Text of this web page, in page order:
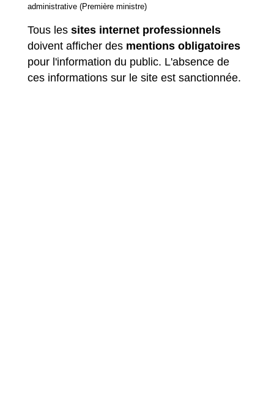
administrative (Première ministre)
Tous les sites internet professionnels
doivent afficher des mentions obligatoires
pour l'information du public. L'absence de
ces informations sur le site est sanctionnée.